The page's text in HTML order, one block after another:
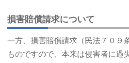
損害賠償請求について
一方、損害賠償請求（民法７０９
ものですので、本来は侵害者に過